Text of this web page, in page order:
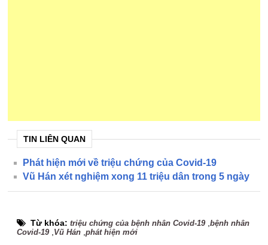
TIN LIÊN QUAN
Phát hiện mới về triệu chứng của Covid-19
Vũ Hán xét nghiệm xong 11 triệu dân trong 5 ngày
Từ khóa:triệu chứng của bệnh nhân Covid-19,bệnh nhân
Covid-19, Vũ Hán ,phát hiện mới